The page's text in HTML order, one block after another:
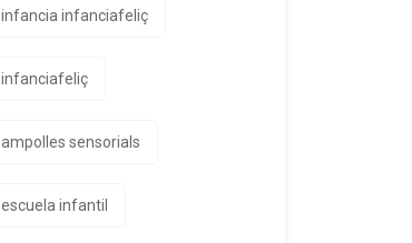
infancia infanciafeliç
infanciafeliç
ampolles sensorials
escuela infantil